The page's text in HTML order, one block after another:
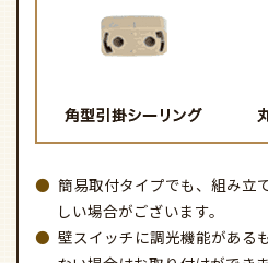
簡易取付タイプでも、組み立
しい場合がございます。
壁スイッチに調光機能がある